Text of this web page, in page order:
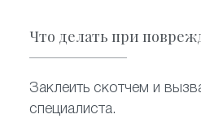
Что делать при
Заклеить скотчем и
специалиста.